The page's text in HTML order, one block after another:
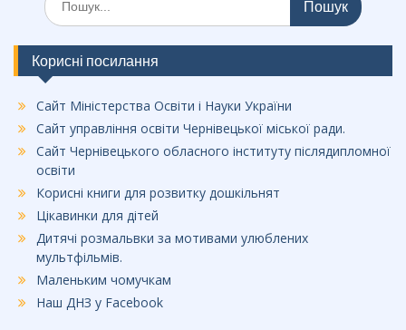
Корисні посилання
Сайт Міністерства Освіти і Науки України
Сайт управління освіти Чернівецької міської ради.
Сайт Чернівецького обласного інституту післядипломної
освіти
Корисні книги для розвитку дошкільнят
Цікавинки для дітей
Дитячі розмальвки за мотивами улюблених
мультфільмів.
Маленьким чомучкам
Наш ДНЗ у Facebook